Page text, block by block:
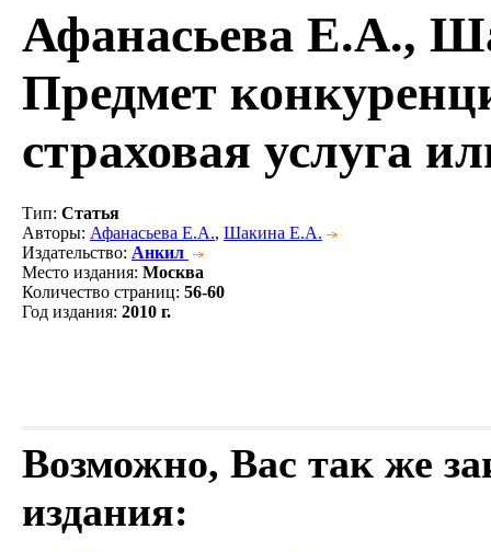
Афанасьева Е.А.,
Предмет
страховая услуга
Тип: Статья
Авторы: Афанасьева Е.А., Шакина Е.А.
Издательство: Анкил
Место издания: Москва
Количество страниц: 56-60
Год издания: 2010 г.
Возможно, Вас так же
издания: